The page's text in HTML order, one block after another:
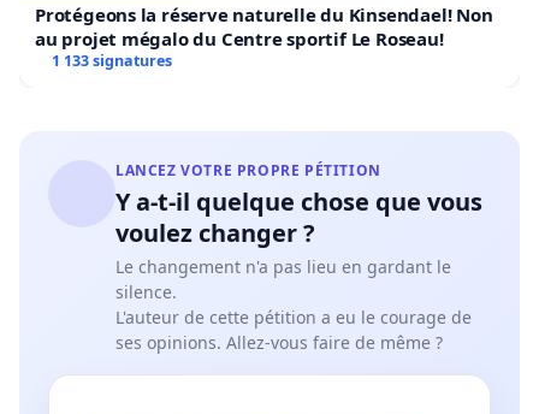
Protégeons la réserve naturelle du Kinsendael! Non
au projet mégalo du Centre sportif Le Roseau!
1 133 signatures
LANCEZ VOTRE PROPRE PÉTITION
Y a-t-il quelque chose que vous
voulez changer ?
Le changement n'a pas lieu en gardant le
silence.
L'auteur de cette pétition a eu le courage de
ses opinions. Allez-vous faire de même ?